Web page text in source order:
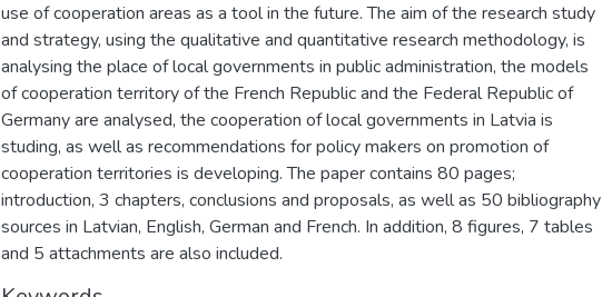
use of cooperation areas as a tool in the future. The aim of the research study
and strategy, using the qualitative and quantitative research methodology, is
analysing the place of local governments in public administration, the models
of cooperation territory of the French Republic and the Federal Republic of
Germany are analysed, the cooperation of local governments in Latvia is
studing, as well as recommendations for policy makers on promotion of
cooperation territories is developing. The paper contains 80 pages;
introduction, 3 chapters, conclusions and proposals, as well as 50 bibliography
sources in Latvian, English, German and French. In addition, 8 figures, 7 tables
and 5 attachments are also included.